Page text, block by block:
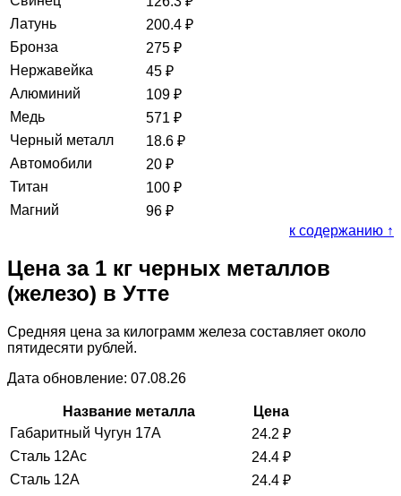
Латунь
200.4 ₽
Бронза
275 ₽
Нержавейка
45 ₽
Алюминий
109 ₽
Медь
571 ₽
Черный металл
18.6 ₽
Автомобили
20 ₽
Титан
100 ₽
Магний
96 ₽
к содержанию ↑
Цена за 1 кг черных металлов
(железо) в Утте
Средняя цена за килограмм железа составляет около
пятидесяти рублей.
Дата обновление: 07.08.26
Название металла
Цена
Габаритный Чугун 17А
24.2 ₽
Сталь 12Ас
24.4 ₽
Сталь 12А
24.4 ₽